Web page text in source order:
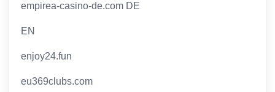
empirea-casino-de.com DE
EN
enjoy24.fun
eu369clubs.com